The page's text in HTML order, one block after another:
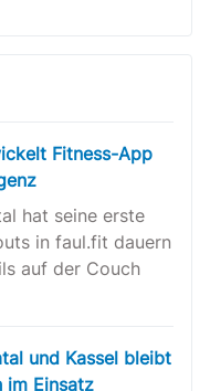
Fitness-App
hat seine erste
in faul.fit dauern
auf der Couch
und Kassel bleibt
im Einsatz